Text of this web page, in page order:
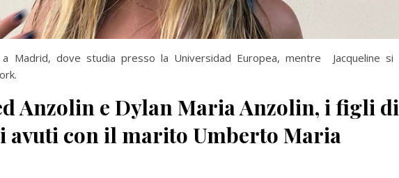
a Madrid, dove studia presso la Universidad Europea, mentre Jacqueline si
Anzolin e Dylan Maria Anzolin, i figli di
avuti con il marito Umberto Maria